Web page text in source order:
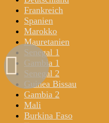
Frankreich
Spanien
Marokko
Mauretanien
Senegal 1
Gambia 1
Senegal 2
Guinea Bissau
Gambia 2
Mali
Burkina Faso